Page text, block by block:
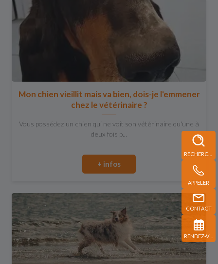
APPELER
CONTACT
RENDEZ-VOUS
Mon chien vieillit mais va bien, dois-je l'emmener
chez le vétérinaire ?
Vous possédez un chien qui ne voit son vétérinaire qu'une à
deux fois p...
+ infos